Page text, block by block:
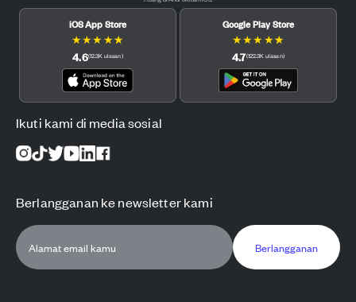
iOS App Store
★★★ ★★
4.6(12.3K ulasan)
Google Play Store
★★★ ★★
4.7(122.3K ulasan)
Ikuti kami di media sosial
Berlangganan ke newsletter kami
Berlangganan